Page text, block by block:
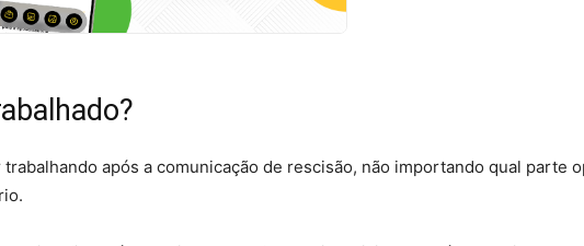
após a comunicação de rescisão, não importando qual parte